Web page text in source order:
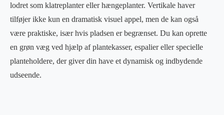
lodret som klatreplanter eller hængeplanter. Vertikale haver
tilføjer ikke kun en dramatisk visuel appel, men de kan også
være praktiske, især hvis pladsen er begrænset. Du kan oprette
en grøn væg ved hjælp af plantekasser, espalier eller specielle
planteholdere, der giver din have et dynamisk og indbydende
udseende.